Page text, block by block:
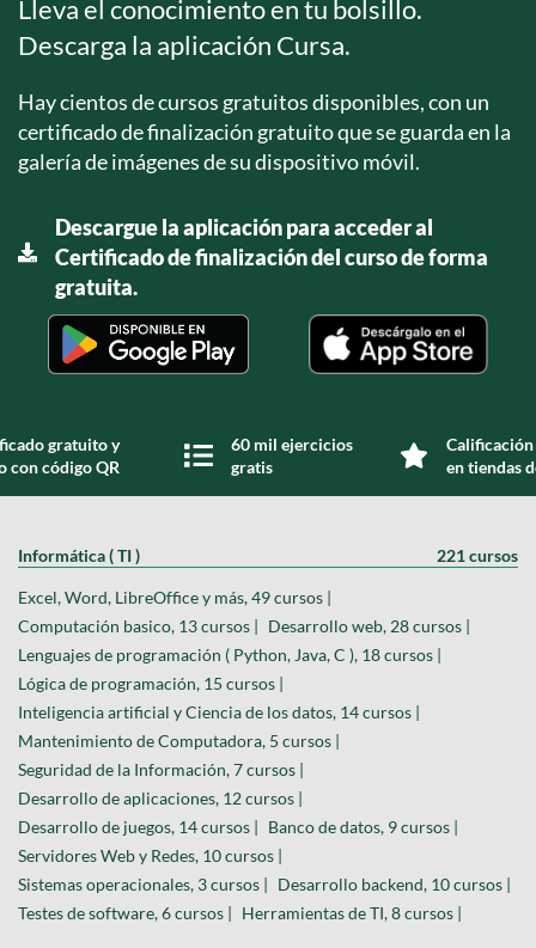
Lleva el conocimiento en tu bolsillo.
Descarga la aplicación Cursa.
Hay cientos de cursos gratuitos disponibles, con un
certificado de finalización gratuito que se guarda en la
galería de imágenes de su dispositivo móvil.
Descargue la aplicación para acceder al
Certificado de finalización del curso de forma
gratuita.
gratuito y
con código QR
60 mil ejercicios
gratis
en tiendas
Informática ( TI ) 221 cursos
Excel, Word, LibreOffice y más, 49 cursos |
Computación basico, 13 cursos | Desarrollo web, 28 cursos |
Lenguajes de programación ( Python, Java, C ), 18 cursos |
Lógica de programación, 15 cursos |
Inteligencia artificial y Ciencia de los datos, 14 cursos |
Mantenimiento de Computadora, 5 cursos |
Seguridad de la Información, 7 cursos |
Desarrollo de aplicaciones, 12 cursos |
Desarrollo de juegos, 14 cursos | Banco de datos, 9 cursos |
Servidores Web y Redes, 10 cursos |
Sistemas operacionales, 3 cursos | Desarrollo backend, 10 cursos |
Testes de software, 6 cursos | Herramientas de TI, 8 cursos |